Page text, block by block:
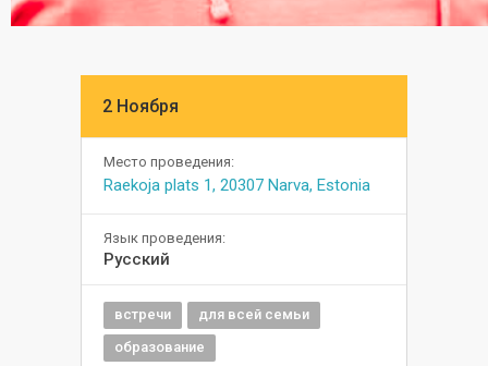
2 Ноября
Место проведения:
Raekoja plats 1, 20307 Narva, Estonia
Язык проведения:
Русский
встречи
для всей семьи
образование